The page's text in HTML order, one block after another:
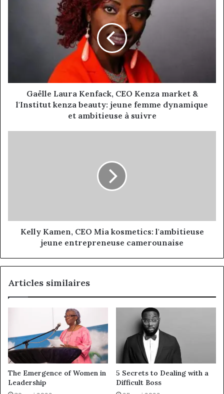
kenza
beauty:
jeune
et
Gaëlle Laura Kenfack, CEO Kenza market &
l'Institut kenza beauty: jeune femme dynamique
et ambitieuse à suivre
Kelly Kamen, CEO Mia kosmetics: l'ambitieuse
jeune entrepreneuse camerounaise
Articles similaires
The Emergence of Women in
Leadership
5 Secrets to Dealing with a
Difficult Boss